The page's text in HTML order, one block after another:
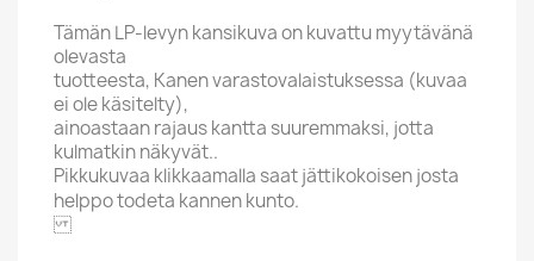
Tämän LP-levyn kansikuva on kuvattu myytävänä
olevasta
tuotteesta, Kanen varastovalaistuksessa (kuvaa
ei ole käsitelty),
ainoastaan rajaus kantta suuremmaksi, jotta
kulmatkin näkyvät..
Pikkukuvaa klikkaamalla saat jättikokoisen josta
helppo todeta kannen kunto.